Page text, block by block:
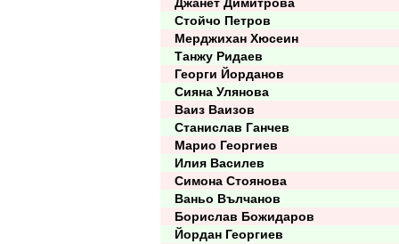
Стойчо Петров
Мерджихан Хюсеин
Танжу Ридаев
Георги Йорданов
Сияна Улянова
Ваиз Ваизов
Станислав Ганчев
Марио Георгиев
Илия Василев
Симона Стоянова
Ваньо Вълчанов
Борислав Божидаров
Йордан Георгиев